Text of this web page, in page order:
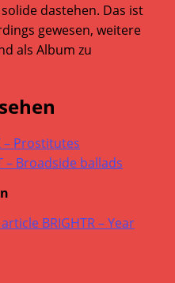
dastehen. Das ist
gewesen, weitere
als Album zu
– Prostitutes
– Broadside ballads